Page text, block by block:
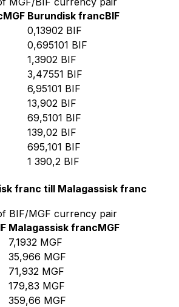
MGF Burundisk francBIF
0,13902 BIF
0,695101 BIF
1,3902 BIF
3,47551 BIF
6,95101 BIF
13,902 BIF
69,5101 BIF
139,02 BIF
695,101 BIF
1 390,2 BIF
franc till Malagassisk franc
BIF/MGF currency pair
Malagassisk francMGF
7,1932 MGF
35,966 MGF
71,932 MGF
179,83 MGF
359,66 MGF